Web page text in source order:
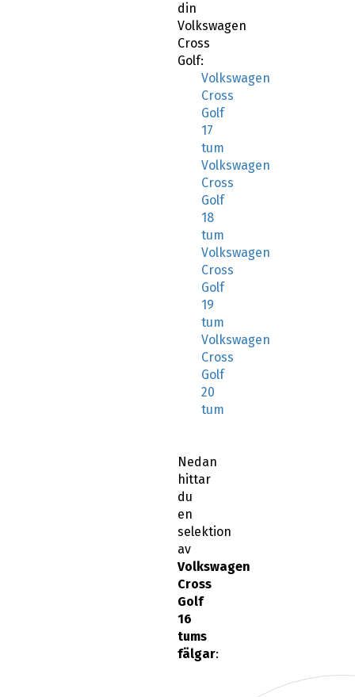
din
Volkswagen
Cross
Golf:
Volkswagen
Cross
Golf
17
tum
Volkswagen
Cross
Golf
18
tum
Volkswagen
Cross
Golf
19
tum
Volkswagen
Cross
Golf
20
tum
Nedan
hittar
du
en
selektion
av
Volkswagen
Cross
Golf
16
tums
fälgar: